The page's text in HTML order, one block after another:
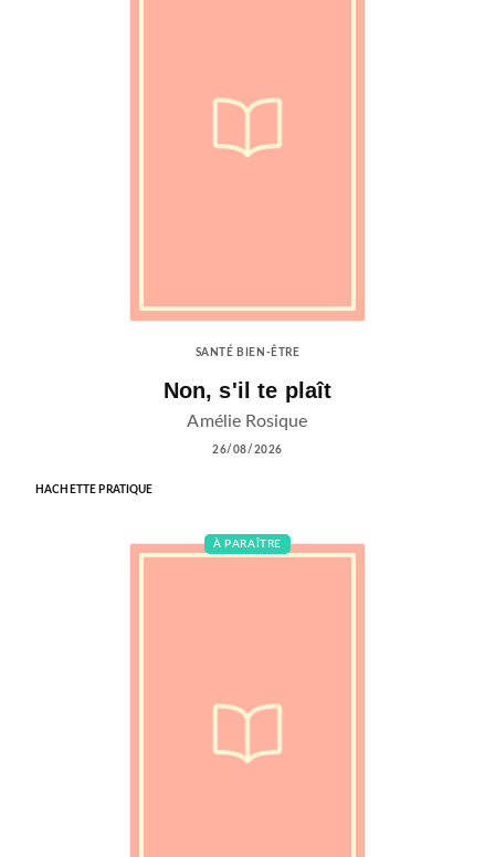
SANTÉ BIEN-ÊTRE
Non, s'il te plaît
Amélie Rosique
26/08/2026
HACHETTE PRATIQUE
À PARAÎTRE